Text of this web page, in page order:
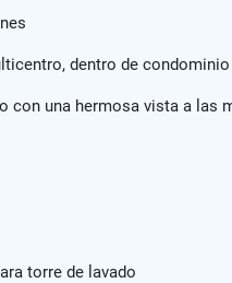
dentro de
con una hermosa vista a las
torre de lavado